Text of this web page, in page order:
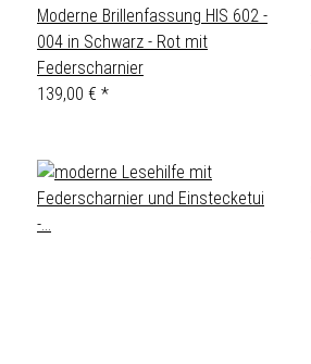
Moderne Brillenfassung HIS 602 -
004 in Schwarz - Rot mit
Federscharnier
139,00 € *